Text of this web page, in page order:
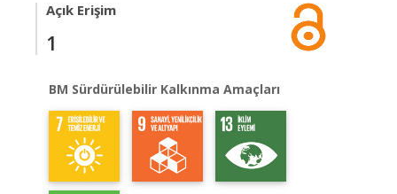
Açık Erişim
1
BM Sürdürülebilir Kalkınma Amaçları